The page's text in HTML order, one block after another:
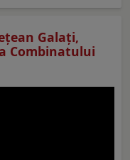
Galaţi,
Combinatului